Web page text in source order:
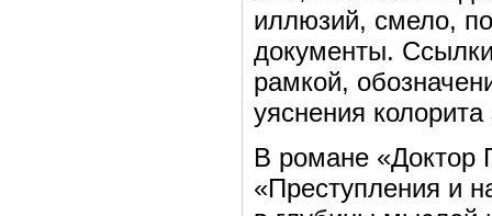
иллюзий, смело,
документы.
рамкой,
уяснения
В романе «Доктор
«Преступления и